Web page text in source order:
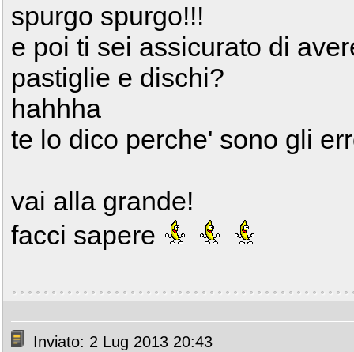
spurgo spurgo!!!
e poi ti sei assicurato di
pastiglie e dischi?
hahhha
te lo dico perche' sono gli
vai alla grande!
facci sapere
Inviato: 2 Lug 2013 20:43